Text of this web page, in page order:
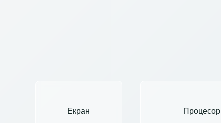
Екран Процесор